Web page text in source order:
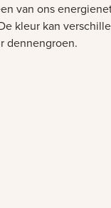
van ons
kleur kan
dennengroen.